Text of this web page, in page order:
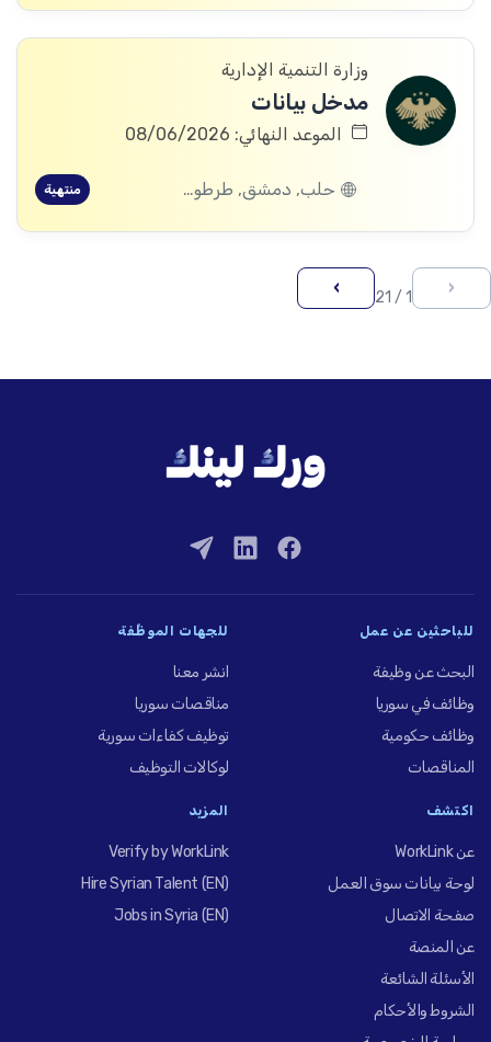
وزارة التنمية الإدارية
مدخل بيانات
الموعد النهائي: 08/06/2026
حلب, دمشق, طرطوس, ريف دمشق, ديرالزور, درعا, إدلب, القنيطرة, اللاذقية, الرقة, حمص, الحسكة, حماة منتهية
‹
1 / 21
›
للباحثين عن عمل
البحث عن وظيفة
وظائف في سوريا
وظائف حكومية
المناقصات
للجهات الموظِّفة
انشر معنا
مناقصات سوريا
توظيف كفاءات سورية
لوكالات التوظيف
اكتشف
عن WorkLink
لوحة بيانات سوق العمل
صفحة الاتصال
عن المنصة
الأسئلة الشائعة
الشروط والأحكام
المزيد
Verify by WorkLink
Hire Syrian Talent (EN)
Jobs in Syria (EN)